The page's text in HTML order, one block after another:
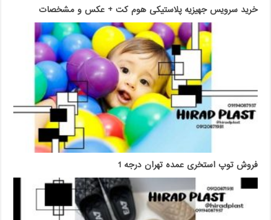
خرید سرویس جهیزیه پلاستیکی هوم کت + عکس و مشخصات
فروش توپ استخری عمده تهران درجه 1